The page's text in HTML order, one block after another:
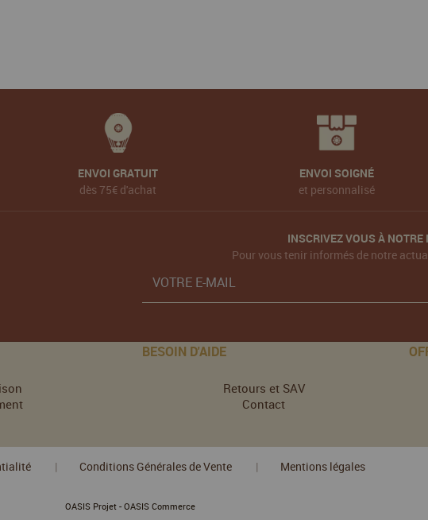
ENVOI GRATUIT
dès 75€ d'achat
ENVOI SOIGNÉ
et personnalisé
INSCRIVEZ VOUS À NOTRE
Pour vous tenir informés de notre
BESOIN D'AIDE
Retours et SAV
Contact
| Conditions Générales de Vente | Mentions légales
OASIS Projet - OASIS Commerce